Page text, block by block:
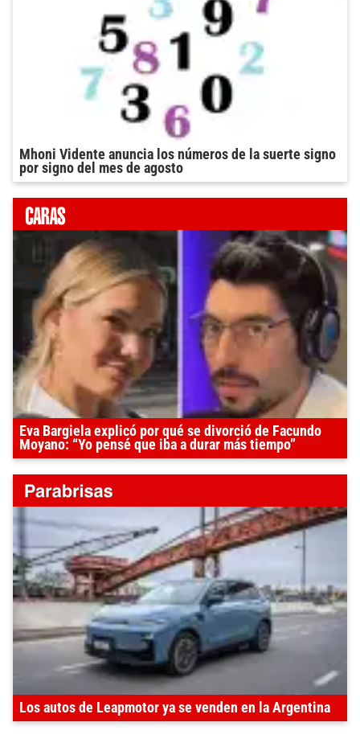
Mhoni Vidente anuncia los números de la suerte signo
por signo del mes de agosto
Eva Bargiela explicó por qué se divorció de Facundo
Moyano: “Yo pensé que iba a durar más tiempo”
Los autos de Leapmotor ya se venden en la Argentina